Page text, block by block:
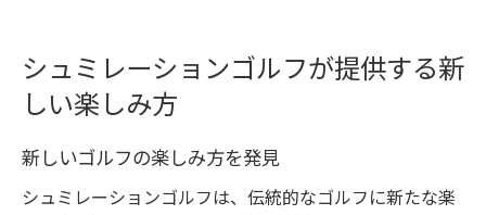
シュミレーションゴルフが提供する新
しい楽しみ方
新しいゴルフの楽しみ方を発見
シュミレーションゴルフは、伝統的なゴルフに新たな楽